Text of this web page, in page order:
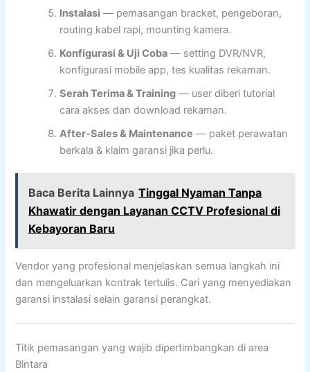
Instalasi — pemasangan bracket, pengeboran,
routing kabel rapi, mounting kamera.
Konfigurasi & Uji Coba — setting DVR/NVR,
konfigurasi mobile app, tes kualitas rekaman.
Serah Terima & Training — user diberi tutorial
cara akses dan download rekaman.
After-Sales & Maintenance — paket perawatan
berkala & klaim garansi jika perlu.
Baca Berita Lainnya Tinggal Nyaman Tanpa
Khawatir dengan Layanan CCTV Profesional di
Kebayoran Baru
Vendor yang profesional menjelaskan semua langkah ini
dan mengeluarkan kontrak tertulis. Cari yang menyediakan
garansi instalasi selain garansi perangkat.
Titik pemasangan yang wajib dipertimbangkan di area
Bintara